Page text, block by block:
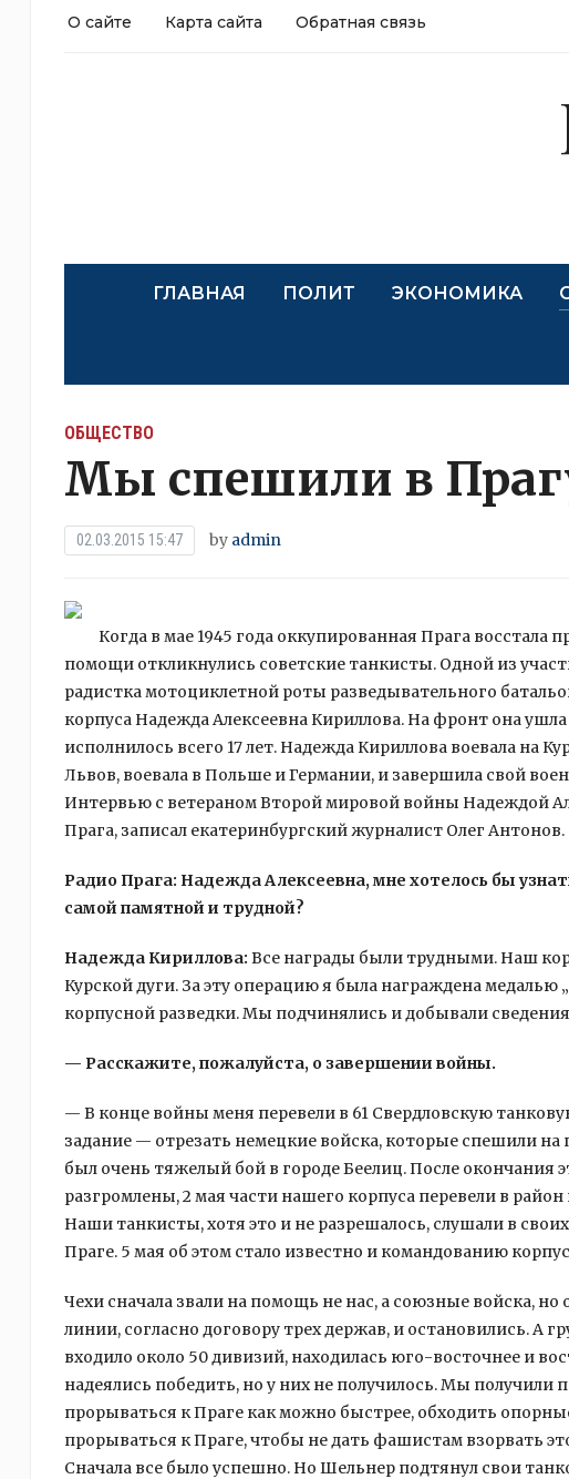
О сайте Карта сайта Обратная связь
ГЛАВНАЯ ПОЛИТ ЭКОНОМИКА
ОБЩЕСТВО
Мы спешили в
02.03.2015 15:47 by admin
Когда в мае 1945 года оккупированная Прага
помощи откликнулись советские танкисты. Одной из
радистка мотоциклетной роты разведывательного
корпуса Надежда Алексеевна Кириллова. На фронт она ушла
исполнилось всего 17 лет. Надежда Кириллова воевала на
Львов, воевала в Польше и Германии, и завершила свой
Интервью с ветераном Второй мировой войны Надеждой
Прага, записал екатеринбургский журналист Олег Антонов.
Радио Прага: Надежда Алексеевна, мне хотелось бы
самой памятной и трудной?
Надежда Кириллова: Все награды были трудными. Наш
Курской дуги. За эту операцию я была награждена медалью
корпусной разведки. Мы подчинялись и добывали
— Расскажите, пожалуйста, о завершении войны.
— В конце войны меня перевели в 61 Свердловскую
задание — отрезать немецкие войска, которые спешили
был очень тяжелый бой в городе Беелиц. После окончания
разгромлены, 2 мая части нашего корпуса перевели в
Наши танкисты, хотя это и не разрешалось, слушали в
Праге. 5 мая об этом стало известно и командованию
Чехи сначала звали на помощь не нас, а союзные войска,
линии, согласно договору трех держав, и остановились. А
входило около 50 дивизий, находилась юго-восточнее и
надеялись победить, но у них не получилось. Мы получили
прорываться к Праге как можно быстрее, обходить
прорываться к Праге, чтобы не дать фашистам взорвать
Сначала все было успешно. Но Шельнер подтянул свои